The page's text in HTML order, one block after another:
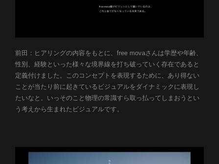
前田：ヒアリングの内容をもとに、free movaさんは学歴や年齢、
性別、経験といった様々な境界線を打ち破っていく存在であると
定義付けました。このコンセプトを表現するために、あり得ない
ことが当たり前に起きているビジュアルをダイナミックに表現し
たいなと。いっそのこと物理の常識すら取っ払ってしまおうとい
う考えから生まれたビジュアルです。